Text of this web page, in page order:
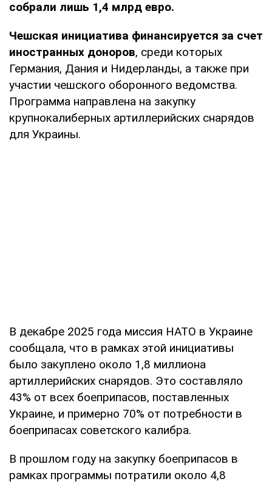
собрали лишь 1,4 млрд евро.
Чешская инициатива финансируется за счет
иностранных доноров, среди которых
Германия, Дания и Нидерланды, а также при
участии чешского оборонного ведомства.
Программа направлена на закупку
крупнокалиберных артиллерийских снарядов
для Украины.
В декабре 2025 года миссия НАТО в Украине
сообщала, что в рамках этой инициативы
было закуплено около 1,8 миллиона
артиллерийских снарядов. Это составляло
43% от всех боеприпасов, поставленных
Украине, и примерно 70% от потребности в
боеприпасах советского калибра.
В прошлом году на закупку боеприпасов в
рамках программы потратили около 4,8